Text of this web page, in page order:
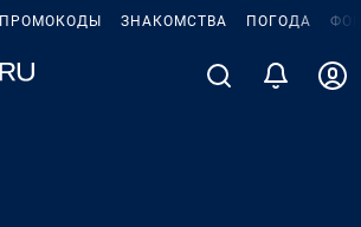
ПРОМОКОДЫ ЗНАКОМСТВА ПОГОДА